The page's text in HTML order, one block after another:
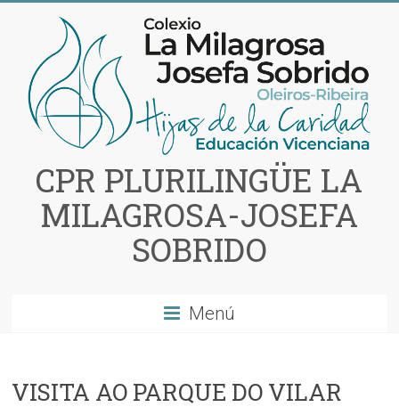
contenido
CPR PLURILINGÜE LA
MILAGROSA-JOSEFA
SOBRIDO
Menú
VISITA AO PARQUE DO VILAR